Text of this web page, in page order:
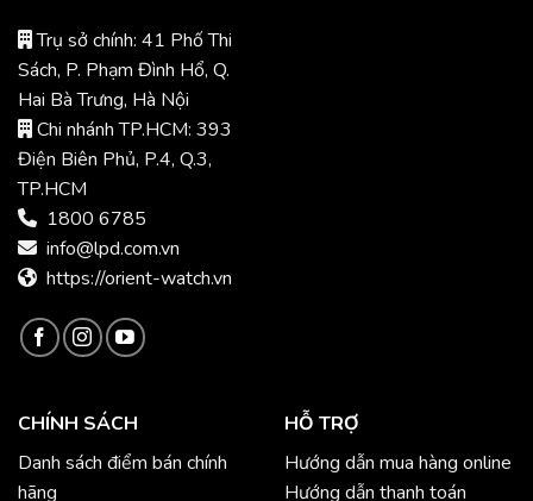
Trụ sở chính: 41 Phố Thi
Sách, P. Phạm Đình Hổ, Q.
Hai Bà Trưng, Hà Nội
Chi nhánh TP.HCM: 393
Điện Biên Phủ, P.4, Q.3,
TP.HCM
1800 6785
info@lpd.com.vn
https://orient-watch.vn
CHÍNH SÁCH
Danh sách điểm bán chính
hãng
HỖ TRỢ
Hướng dẫn mua hàng online
Hướng dẫn thanh toán